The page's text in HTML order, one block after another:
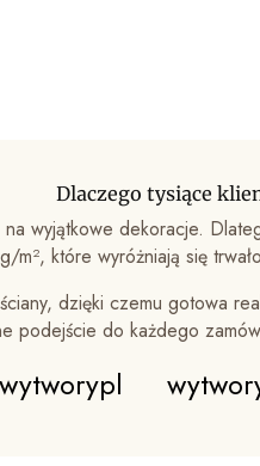
Dlaczego tysiące
wyjątkowe dekoracje.
które wyróżniają się
dzięki czemu gotowa
podejście do każdego
wytworypl